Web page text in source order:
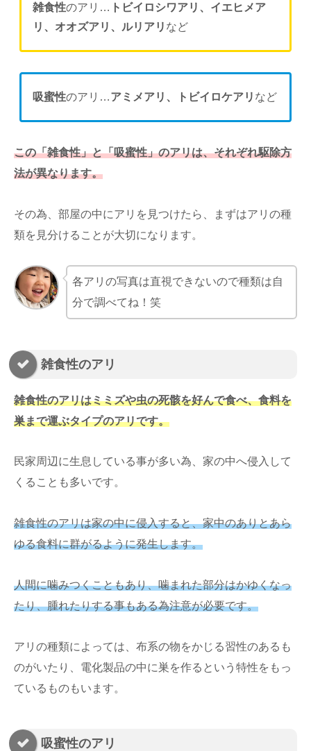
雑食性のアリ… トビイロシワアリ、イエヒメア
リ、オオズアリ、ルリアリ など
吸蜜性のアリ…アミメアリ、トビイロケアリ など
この「雑食性」と「吸蜜性」のアリは、それぞれ駆除方
法が異なります。
その為、部屋の中にアリを見つけたら、まずはアリの種
類を見分けることが大切になります。
各アリの写真は直視できないので種類は自
分で調べてね！笑
雑食性のアリ
雑食性のアリはミミズや虫の死骸を好んで食べ、食料を
巣まで運ぶタイプのアリです。
民家周辺に生息している事が多い為、家の中へ侵入して
くることも多いです。
雑食性のアリは家の中に侵入すると、家中のありとあら
ゆる食料に群がるように発生します。
人間に噛みつくこともあり、噛まれた部分はかゆくなっ
たり、腫れたりする事もある為注意が必要です。
アリの種類によっては、布系の物をかじる習性のあるも
のがいたり、電化製品の中に巣を作るという特性をもっ
ているものもいます。
吸蜜性のアリ